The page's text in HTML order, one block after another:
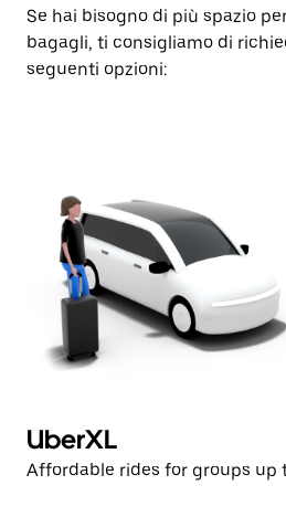
Se hai bisogno di più spazio
bagagli, ti consigliamo di
seguenti opzioni:
UberXL
Affordable rides for groups up